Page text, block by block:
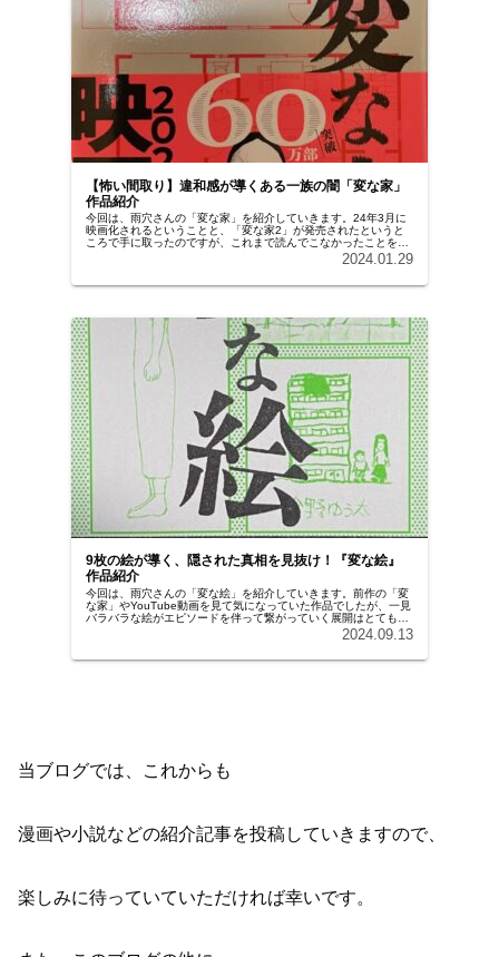
【怖い間取り】違和感が導くある一族の闇「変な家」
作品紹介
今回は、雨穴さんの「変な家」を紹介していきます。24年3月に
映画化されるということと、「変な家2」が発売されたというと
ころで手に取ったのですが、これまで読んでこなかったことを後
悔したくなるくらい面白くて、一晩で読んでしまいました。ぜひ
2024.01.29
9枚の絵が導く、隠された真相を見抜け！『変な絵』
作品紹介
今回は、雨穴さんの「変な絵」を紹介していきます。前作の「変
な家」やYouTube動画を見て気になっていた作品でしたが、一見
バラバラな絵がエピソードを伴って繋がっていく展開はとても面
2024.09.13
当ブログでは、これからも
漫画や小説などの紹介記事を投稿していきますので、
楽しみに待っていていただければ幸いです。